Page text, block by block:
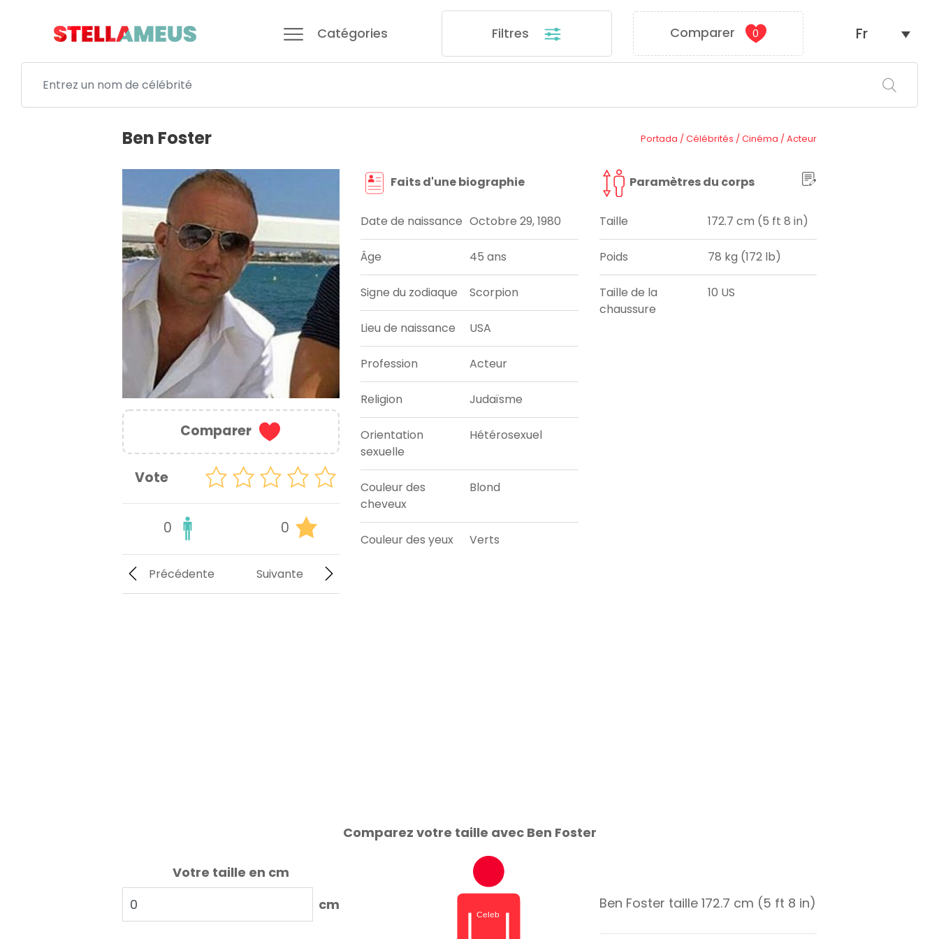
Catégories Filtres Comparer 0 Fr
Ben Foster Portada /Célébrités /Cinéma /Acteur
Comparer
Vote
0 0
Suivante
Précédente
Faits d'une biographie
Date de naissance Octobre 29, 1980
Âge 45 ans
Signe du zodiaque Scorpion
Lieu de naissance USA
Profession Acteur
Religion Judaïsme
Orientation
sexuelle
Hétérosexuel
Couleur des
cheveux
Blond
Couleur des yeux Verts
Paramètres du corps
Taille 172.7 cm (5 ft 8 in)
Poids 78 kg (172 lb)
Taille de la
chaussure
10 US
Comparez votre taille avec Ben Foster
Votre taille en cm
cm
Ben Foster taille 172.7 cm (5 ft 8 in)